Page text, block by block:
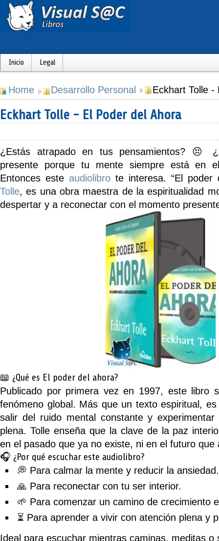
Inicio Legal
Home Desarrollo Personal Eckhart Tolle -
Eckhart Tolle - El Poder del Ahora
¿Estás atrapado en tus pensamientos? 😣
presente porque tu mente siempre está en
Entonces este audiolibro te interesa. “El poder
Tolle, es una obra maestra de la espiritualidad
despertar y a reconectar con el momento
📖 ¿Qué es El poder del ahora?
Publicado por primera vez en 1997, este libro
fenómeno global. Más que un texto espiritual,
salir del ruido mental constante y
plena. Tolle enseña que la clave de la paz
en el pasado que ya no existe, ni en el futuro
🎧 ¿Por qué escuchar este audiolibro?
💭 Para calmar la mente y reducir la ansiedad.
🙏 Para reconectar con tu ser interior.
🌱 Para comenzar un camino de crecimiento
⏳ Para aprender a vivir con atención plena y
Ideal para escuchar mientras caminas, meditas o